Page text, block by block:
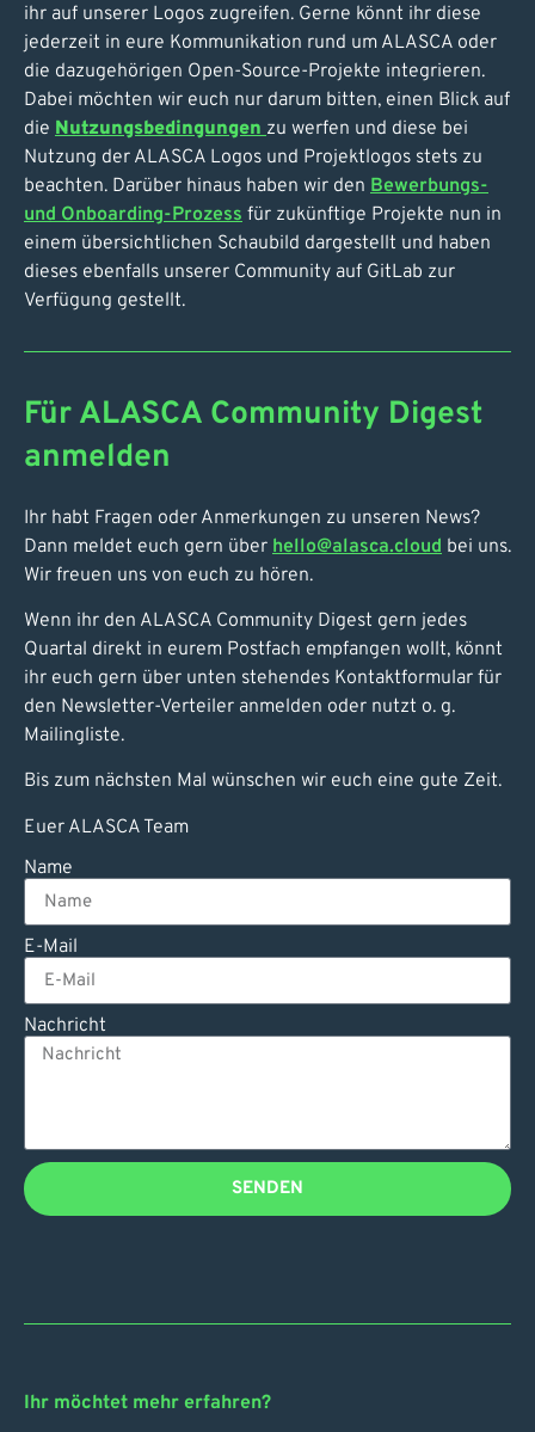
ihr auf unserer Logos zugreifen. Gerne könnt ihr diese
jederzeit in eure Kommunikation rund um ALASCA oder
die dazugehörigen Open-Source-Projekte integrieren.
Dabei möchten wir euch nur darum bitten, einen Blick auf
die Nutzungsbedingungenzu werfen und diese bei
Nutzung der ALASCA Logos und Projektlogos stets zu
beachten. Darüber hinaus haben wir den Bewerbungs-
und Onboarding-Prozess für zukünftige Projekte nun in
einem übersichtlichen Schaubild dargestellt und haben
dieses ebenfalls unserer Community auf GitLab zur
Verfügung gestellt.
Für ALASCA Community Digest
anmelden
Ihr habt Fragen oder Anmerkungen zu unseren News?
Dann meldet euch gern über hello@alasca.cloud bei uns.
Wir freuen uns von euch zu hören.
Wenn ihr den ALASCA Community Digest gern jedes
Quartal direkt in eurem Postfach empfangen wollt, könnt
ihr euch gern über unten stehendes Kontaktformular für
den Newsletter-Verteiler anmelden oder nutzt o. g.
Mailingliste.
Bis zum nächsten Mal wünschen wir euch eine gute Zeit.
Euer ALASCA Team
Name
E-Mail
Nachricht
SENDEN
Ihr möchtet mehr erfahren?